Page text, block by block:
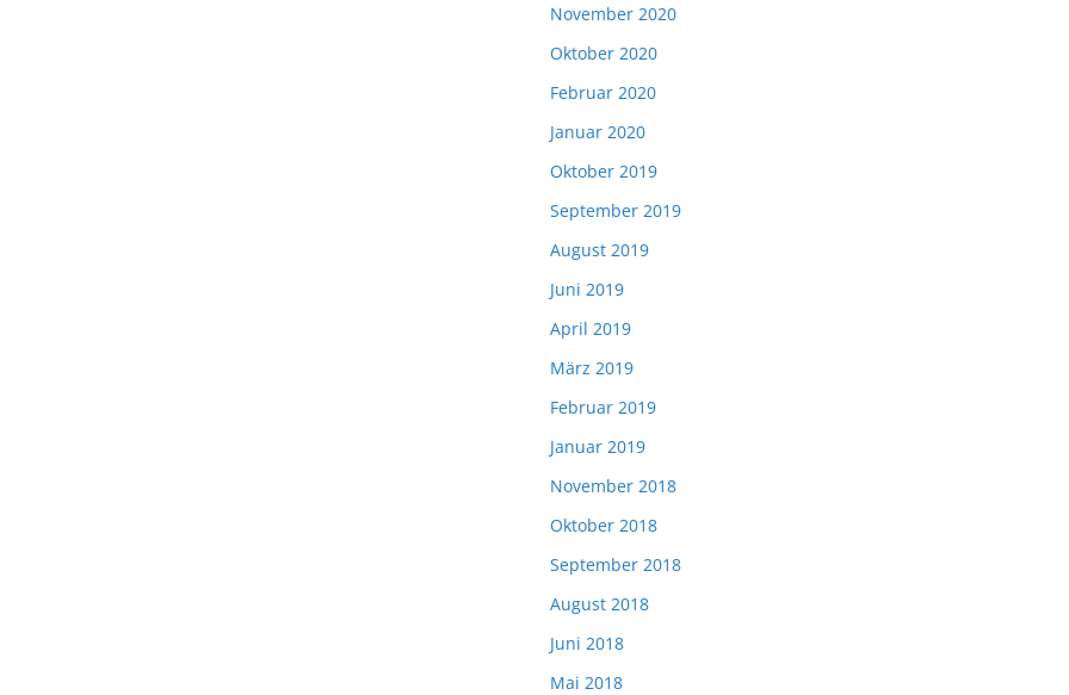
November 2020
Oktober 2020
Februar 2020
Januar 2020
Oktober 2019
September 2019
August 2019
Juni 2019
April 2019
März 2019
Februar 2019
Januar 2019
November 2018
Oktober 2018
September 2018
August 2018
Juni 2018
Mai 2018